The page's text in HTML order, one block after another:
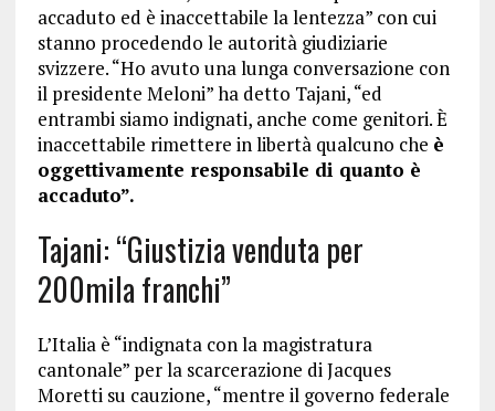
accaduto ed è inaccettabile la lentezza” con cui
stanno procedendo le autorità giudiziarie
svizzere. “Ho avuto una lunga conversazione con
il presidente Meloni” ha detto Tajani, “ed
entrambi siamo indignati, anche come genitori. È
inaccettabile rimettere in libertà qualcuno che è
oggettivamente responsabile di quanto è
accaduto”.
Tajani: “Giustizia venduta per
200mila franchi”
L’Italia è “indignata con la magistratura
cantonale” per la scarcerazione di Jacques
Moretti su cauzione, “mentre il governo federale